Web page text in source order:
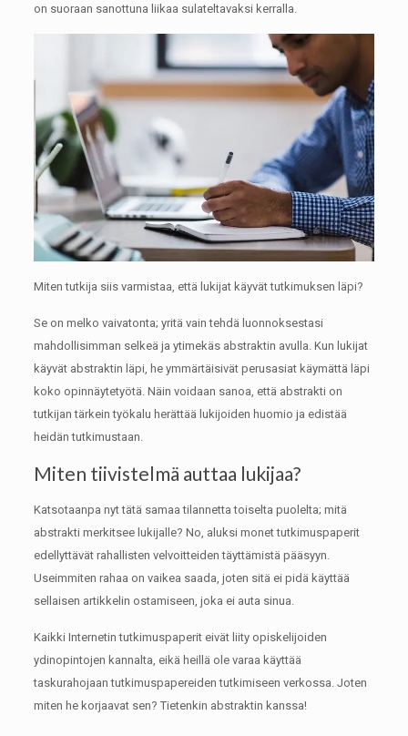
on suoraan sanottuna liikaa sulateltavaksi kerralla.
Miten tutkija siis varmistaa, että lukijat käyvät tutkimuksen läpi?
Se on melko vaivatonta; yritä vain tehdä luonnoksestasi
mahdollisimman selkeä ja ytimekäs abstraktin avulla. Kun lukijat
käyvät abstraktin läpi, he ymmärtäisivät perusasiat käymättä läpi
koko opinnäytetyötä. Näin voidaan sanoa, että abstrakti on
tutkijan tärkein työkalu herättää lukijoiden huomio ja edistää
heidän tutkimustaan.
Miten tiivistelmä auttaa lukijaa?
Katsotaanpa nyt tätä samaa tilannetta toiselta puolelta; mitä
abstrakti merkitsee lukijalle? No, aluksi monet tutkimuspaperit
edellyttävät rahallisten velvoitteiden täyttämistä pääsyyn.
Useimmiten rahaa on vaikea saada, joten sitä ei pidä käyttää
sellaisen artikkelin ostamiseen, joka ei auta sinua.
Kaikki Internetin tutkimuspaperit eivät liity opiskelijoiden
ydinopintojen kannalta, eikä heillä ole varaa käyttää
taskurahojaan tutkimuspapereiden tutkimiseen verkossa. Joten
miten he korjaavat sen? Tietenkin abstraktin kanssa!